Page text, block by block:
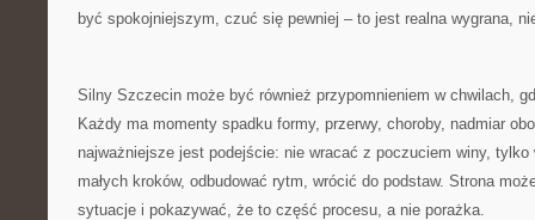
być spokojniejszym, czuć się pewniej – to jest realna wygrana,
Silny Szczecin może być również przypomnieniem w chwilach,
Każdy ma momenty spadku formy, przerwy, choroby, nadmiar
najważniejsze jest podejście: nie wracać z poczuciem winy,
małych kroków, odbudować rytm, wrócić do podstaw. Strona
sytuacje i pokazywać, że to część procesu, a nie porażka.